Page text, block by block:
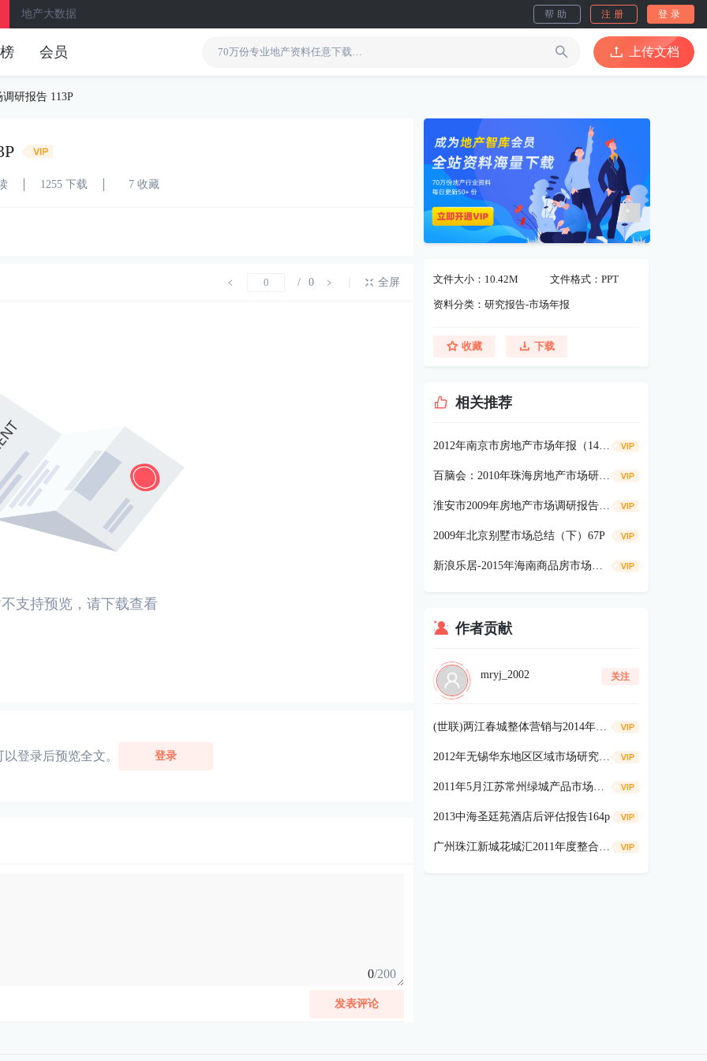
地产大数据 帮助 注册 登录
会员 上传文档
研报告 113P
1255 下载 7 收藏
/ 0 全屏
支持预览，请下载查看
登录后预览全文。 登录
0/200
发表评论
文件大小：10.42M 文件格式：PPT
资料分类：研究报告-市场年报
收藏 下载
相关推荐
2012年南京市房地产市场年报（144页）
百脑会：2010年珠海房地产市场研究报告203p
淮安市2009年房地产市场调研报告80P
2009年北京别墅市场总结（下）67P
新浪乐居-2015年海南商品房市场报告52p
作者贡献
mryj_2002 关注
(世联)两江春城整体营销与2014年目标达成174p
2012年无锡华东地区区域市场研究报告285p
2011年5月江苏常州绿城产品市场专题研究报告_157页_尚美佳
2013中海圣廷苑酒店后评估报告164p
广州珠江新城花城汇2011年度整合传播121p